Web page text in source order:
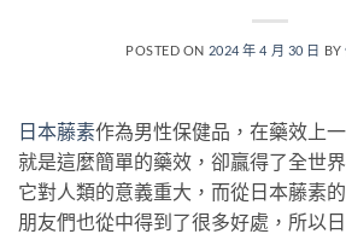
POSTED ON 2024 年 4 月 30 日 BY
日本藤素作為男性保健品，在藥效上
就是這麼簡單的藥效，卻贏得了全世
它對人類的意義重大，而從日本藤素
朋友們也從中得到了很多好處，所以